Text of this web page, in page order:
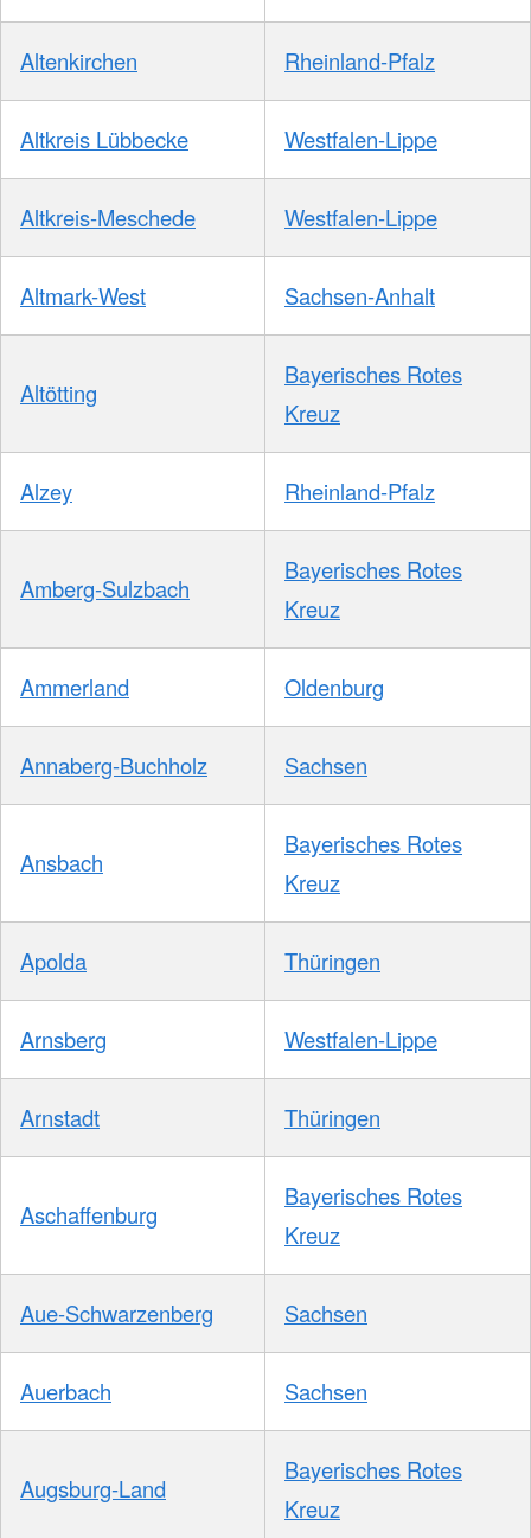
Altenkirchen Rheinland-Pfalz
Altkreis Lübbecke Westfalen-Lippe
Altkreis-Meschede Westfalen-Lippe
Altmark-West Sachsen-Anhalt
Altötting
Bayerisches Rotes
Kreuz
Alzey Rheinland-Pfalz
Amberg-Sulzbach
Bayerisches Rotes
Kreuz
Ammerland Oldenburg
Annaberg-Buchholz Sachsen
Ansbach
Bayerisches Rotes
Kreuz
Apolda Thüringen
Arnsberg Westfalen-Lippe
Arnstadt Thüringen
Aschaffenburg
Bayerisches Rotes
Kreuz
Aue-Schwarzenberg Sachsen
Auerbach Sachsen
Augsburg-Land
Bayerisches Rotes
Kreuz